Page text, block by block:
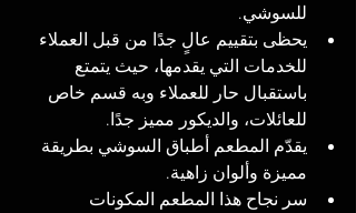
للسوشي.
يحظى بتقييم عالٍ جدًا من قبل العملاء
للخدمات التي يقدمها، حيث يتمتع
باستقبال حار للعملاء وبه قسم خاص
للعائلات، والديكور مميز جدًا.
يقدّم المطعم أطباق السوشي بطريقة
مميزة وألوان زاهية.
سر نجاح هذا المطعم المكونات